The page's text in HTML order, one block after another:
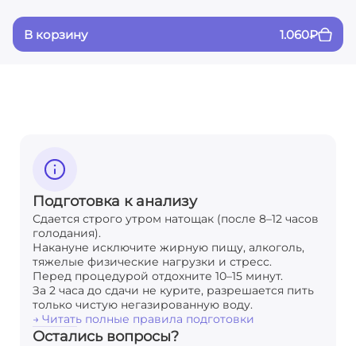
В корзину 1.060₽
Подготовка к анализу
Сдается строго утром натощак (после 8–12 часов
голодания).
Накануне исключите жирную пищу, алкоголь,
тяжелые физические нагрузки и стресс.
Перед процедурой отдохните 10–15 минут.
За 2 часа до сдачи не курите, разрешается пить
только чистую негазированную воду.
→ Читать полные правила подготовки
Остались вопросы?